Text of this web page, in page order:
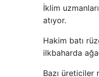
İklim
atıyor.
Hakim batı
ilkbaharda
Bazı